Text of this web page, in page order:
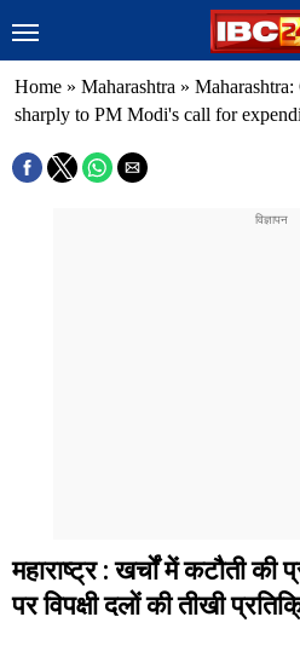
Home » Maharashtra »
sharply to PM Modi's call for
महाराष्ट्र : खर्चों में कटौती की
पर विपक्षी दलों की तीखी